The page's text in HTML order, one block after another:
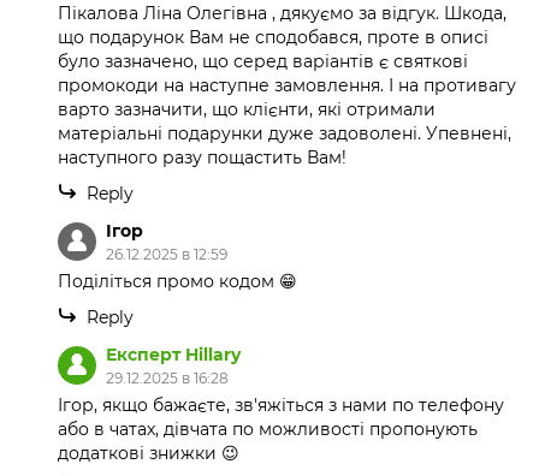
Пікалова Ліна Олегівна , дякуємо за відгук. Шкода,
що подарунок Вам не сподобався, проте в описі
було зазначено, що серед варіантів є святкові
промокоди на наступне замовлення. І на противагу
варто зазначити, що клієнти, які отримали
матеріальні подарунки дуже задоволені. Упевнені,
наступного разу пощастить Вам!
Reply
Ігор
26.12.2025 в 12:59
Поділіться промо кодом 😁
Reply
Експерт Hillary
29.12.2025 в 16:28
Ігор, якщо бажаєте, зв'яжіться з нами по телефону
або в чатах, дівчата по можливості пропонують
додаткові знижки 😉